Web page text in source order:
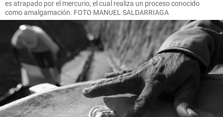
es atrapado por el mercurio, el cual realiza un proceso conocido
como amalgamación. FOTO MANUEL SALDARRIAGA